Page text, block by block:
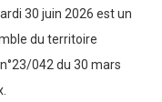
30 juin 2026 est un
du territoire
042 du 30 mars